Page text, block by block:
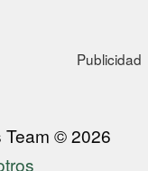
Publicidad
Team © 2026